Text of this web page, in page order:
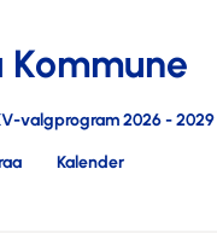
valgprogram 2026 - 2029
Kalender